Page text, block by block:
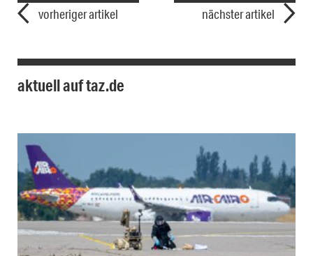
vorheriger artikel nächster artikel
aktuell auf taz.de